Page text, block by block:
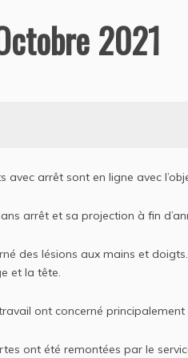
2021
avec arrêt sont en ligne avec
arrêt et sa projection à fin
des lésions aux mains et
et la tête.
ont concerné
ont été remontées par le